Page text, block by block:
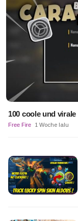
100 coole und
Free Fire 1 Woche lalu